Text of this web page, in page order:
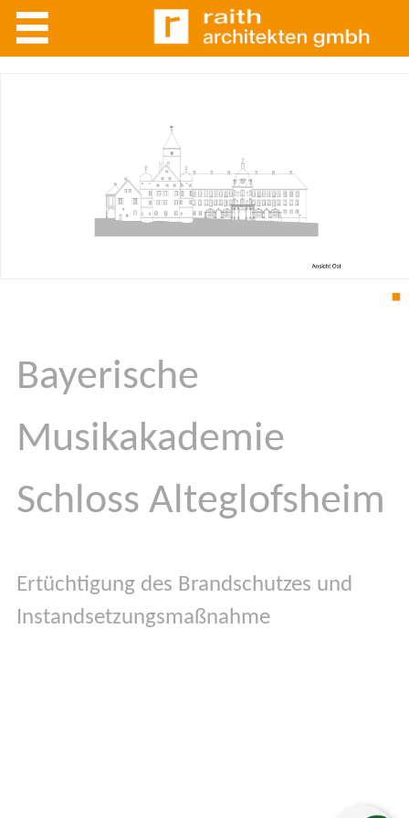
Bayerische
Musikakademie
Schloss Alteglofs­heim
Ertüchtigung des Brandschutzes und
Instandsetzungsmaßnahme